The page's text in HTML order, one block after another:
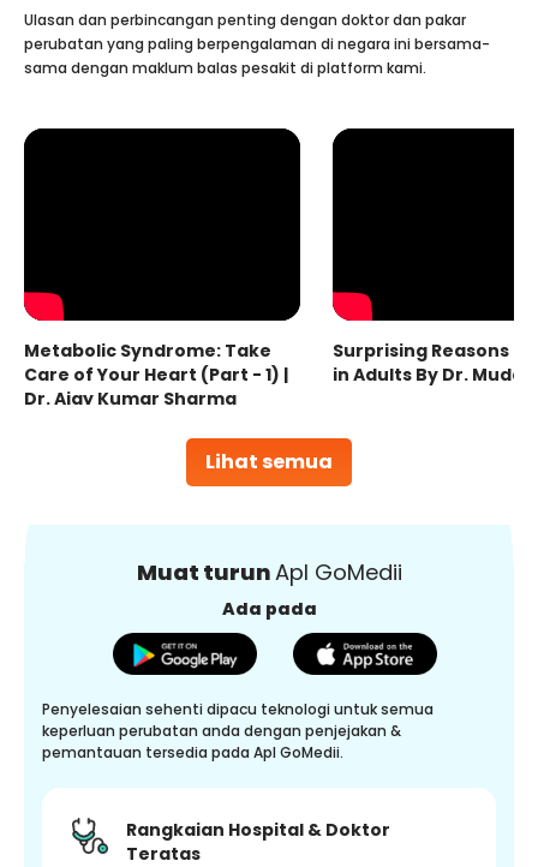
Lihat semua
Ulasan dan perbincangan penting dengan doktor dan pakar
perubatan yang paling berpengalaman di negara ini bersama-
sama dengan maklum balas pesakit di platform kami.
Metabolic Syndrome: Take
Care of Your Heart (Part - 1) |
Dr. Ajay Kumar Sharma
Surprising Reasons
in Adults By Dr.
Muat turunApl GoMedii
Ada pada
Penyelesaian sehenti dipacu teknologi untuk semua
keperluan perubatan anda dengan penjejakan &
pemantauan tersedia pada Apl GoMedii.
Rangkaian Hospital & Doktor
Teratas